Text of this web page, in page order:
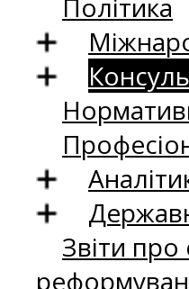
Політика
Звіти про